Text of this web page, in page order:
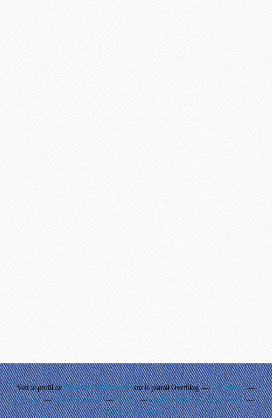
Voir le profil dePhouthay Nontanovanhsur le portail Overblog
Top articles
Contact
Signaler un abus C.G.U.
Cookies et données personnelles
Préférences cookies